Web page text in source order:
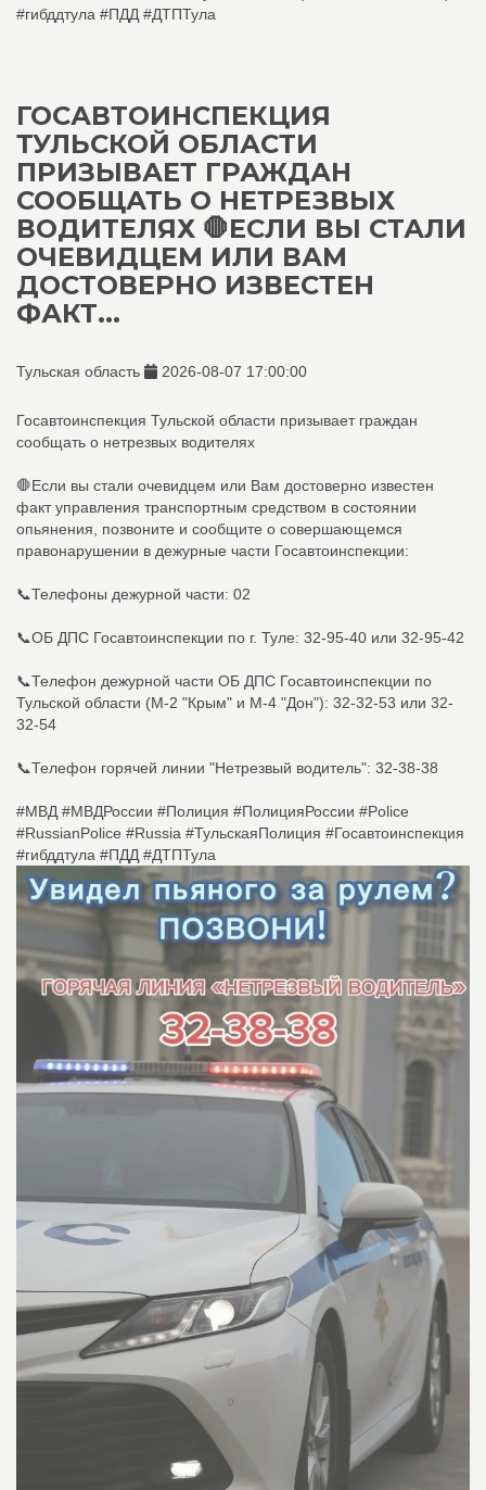
#гибддтула #ПДД #ДТПТула
ГОСАВТОИНСПЕКЦИЯ
ТУЛЬСКОЙ ОБЛАСТИ
ПРИЗЫВАЕТ ГРАЖДАН
СООБЩАТЬ О НЕТРЕЗВЫХ
ВОДИТЕЛЯХ 🛑ЕСЛИ ВЫ СТАЛИ
ОЧЕВИДЦЕМ ИЛИ ВАМ
ДОСТОВЕРНО ИЗВЕСТЕН
ФАКТ...
Тульская область 2026-08-07 17:00:00
Госавтоинспекция Тульской области призывает граждан
сообщать о нетрезвых водителях
🛑Если вы стали очевидцем или Вам достоверно известен
факт управления транспортным средством в состоянии
опьянения, позвоните и сообщите о совершающемся
правонарушении в дежурные части Госавтоинспекции:
📞Телефоны дежурной части: 02
📞ОБ ДПС Госавтоинспекции по г. Туле: 32-95-40 или 32-95-42
📞Телефон дежурной части ОБ ДПС Госавтоинспекции по
Тульской области (М-2 "Крым" и М-4 "Дон"): 32-32-53 или 32-
32-54
📞Телефон горячей линии "Нетрезвый водитель": 32-38-38
#МВД #МВДРоссии #Полиция #ПолицияРоссии #Police
#RussianPolice #Russia #ТульскаяПолиция #Госавтоинспекция
#гибддтула #ПДД #ДТПТула